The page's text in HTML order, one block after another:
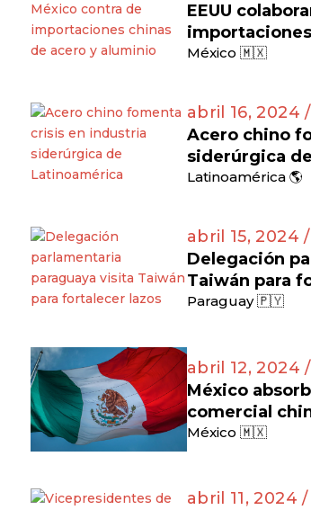
EEUU
México 🇲🇽
abril 16, 2024 /
Acero chino
siderúrgica
Latinoamérica 🌎
abril 15, 2024 /
Delegación
Taiwán para
Paraguay 🇵🇾
abril 12, 2024 /
México
comercial
México 🇲🇽
abril 11, 2024 /